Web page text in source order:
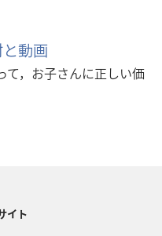
動画
て，お子さんに正しい価
イト